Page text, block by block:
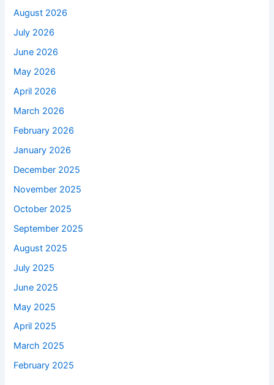
August 2026
July 2026
June 2026
May 2026
April 2026
March 2026
February 2026
January 2026
December 2025
November 2025
October 2025
September 2025
August 2025
July 2025
June 2025
May 2025
April 2025
March 2025
February 2025